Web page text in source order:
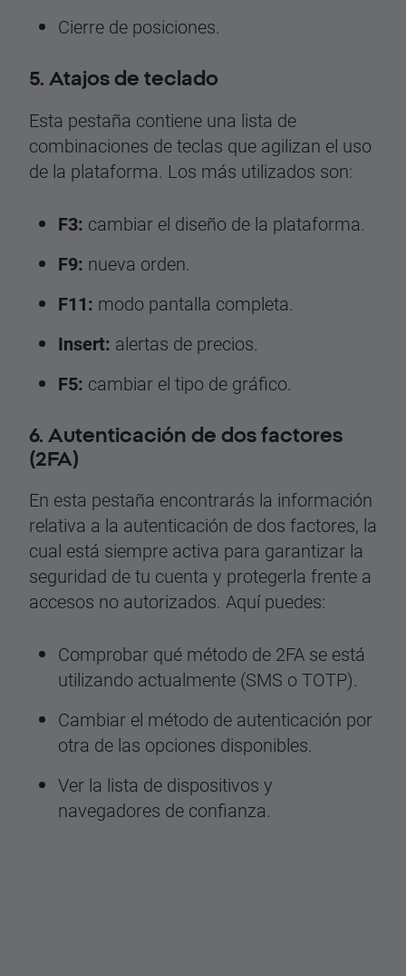
Cierre de posiciones.
5. Atajos de teclado
Esta pestaña contiene una lista de
combinaciones de teclas que agilizan el uso
de la plataforma. Los más utilizados son:
F3: cambiar el diseño de la plataforma.
F9: nueva orden.
F11: modo pantalla completa.
Insert: alertas de precios.
F5: cambiar el tipo de gráfico.
6. Autenticación de dos factores
(2FA)
En esta pestaña encontrarás la información
relativa a la autenticación de dos factores, la
cual está siempre activa para garantizar la
seguridad de tu cuenta y protegerla frente a
accesos no autorizados. Aquí puedes:
Comprobar qué método de 2FA se está
utilizando actualmente (SMS o TOTP).
Cambiar el método de autenticación por
otra de las opciones disponibles.
Ver la lista de dispositivos y
navegadores de confianza.